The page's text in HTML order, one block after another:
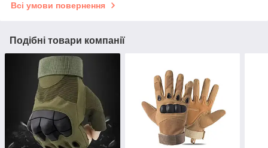
Всі умови повернення
Подібні товари компанії